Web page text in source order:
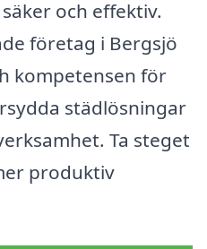
och effektiv.
företag i Bergsjö
kompetensen för
städlösningar
Ta steget
produktiv